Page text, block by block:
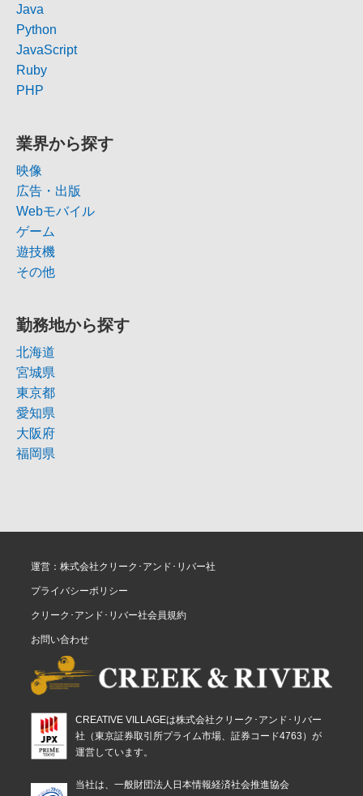
Java
Python
JavaScript
Ruby
PHP
業界から探す
映像
広告・出版
Webモバイル
ゲーム
遊技機
その他
勤務地から探す
北海道
宮城県
東京都
愛知県
大阪府
福岡県
運営：株式会社クリーク･アンド･リバー社
プライバシーポリシー
クリーク･アンド･リバー社会員規約
お問い合わせ
CREATIVE VILLAGEは株式会社クリーク･アンド･リバー
社（東京証券取引所プライム市場、証券コード4763）が
運営しています。
当社は、一般財団法人日本情報経済社会推進協会